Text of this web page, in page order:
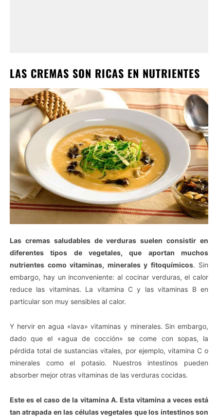
LAS CREMAS SON RICAS EN NUTRIENTES
Las cremas saludables de verduras suelen consistir en
diferentes tipos de vegetales, que aportan muchos
nutrientes como vitaminas, minerales y fitoquímicos. Sin
embargo, hay un inconveniente: al cocinar verduras, el calor
reduce las vitaminas. La vitamina C y las vitaminas B en
particular son muy sensibles al calor.
Y hervir en agua «lava» vitaminas y minerales. Sin embargo,
dado que el «agua de cocción» se come con sopas, la
pérdida total de sustancias vitales, por ejemplo, vitamina C o
minerales como el potasio. Nuestros intestinos pueden
absorber mejor otras vitaminas de las verduras cocidas.
Este es el caso de la vitamina A. Esta vitamina a veces está
tan atrapada en las células vegetales que los intestinos son